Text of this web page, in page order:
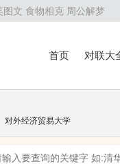
图文 食物相克 周公解梦
首页
对联大
对外经济贸易大学